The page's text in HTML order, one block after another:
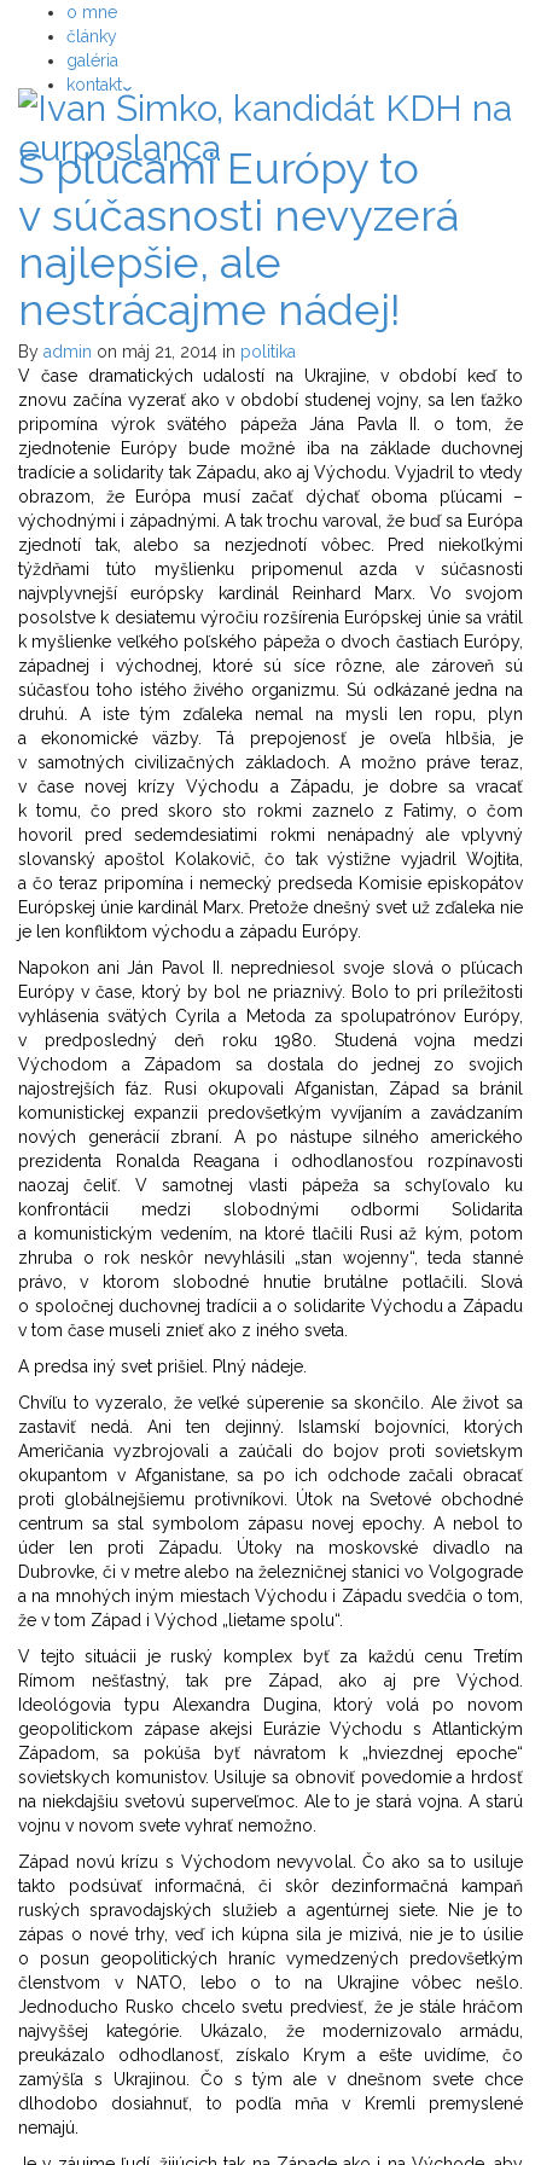
o mne
články
galéria
kontakt
S pľúcami Európy to
v súčasnosti nevyzerá
najlepšie, ale
nestrácajme nádej!
By admin on máj 21, 2014 in politika
V čase dramatických udalostí na Ukrajine, v období keď to
znovu začína vyzerať ako v období studenej vojny, sa len ťažko
pripomína výrok svätého pápeža Jána Pavla II. o tom, že
zjednotenie Európy bude možné iba na základe duchovnej
tradície a solidarity tak Západu, ako aj Východu. Vyjadril to vtedy
obrazom, že Európa musí začať dýchať oboma pľúcami –
východnými i západnými. A tak trochu varoval, že buď sa Európa
zjednotí tak, alebo sa nezjednotí vôbec. Pred niekoľkými
týždňami túto myšlienku pripomenul azda v súčasnosti
najvplyvnejší európsky kardinál Reinhard Marx. Vo svojom
posolstve k desiatemu výročiu rozšírenia Európskej únie sa vrátil
k myšlienke veľkého poľského pápeža o dvoch častiach Európy,
západnej i východnej, ktoré sú síce rôzne, ale zároveň sú
súčasťou toho istého živého organizmu. Sú odkázané jedna na
druhú. A iste tým zďaleka nemal na mysli len ropu, plyn
a ekonomické väzby. Tá prepojenosť je oveľa hlbšia, je
v samotných civilizačných základoch. A možno práve teraz,
v čase novej krízy Východu a Západu, je dobre sa vracať
k tomu, čo pred skoro sto rokmi zaznelo z Fatimy, o čom
hovoril pred sedemdesiatimi rokmi nenápadný ale vplyvný
slovanský apoštol Kolakovič, čo tak výstižne vyjadril Wojtiła,
a čo teraz pripomína i nemecký predseda Komisie episkopátov
Európskej únie kardinál Marx. Pretože dnešný svet už zďaleka nie
je len konfliktom východu a západu Európy.
Napokon ani Ján Pavol II. nepredniesol svoje slová o pľúcach
Európy v čase, ktorý by bol ne priaznivý. Bolo to pri príležitosti
vyhlásenia svätých Cyrila a Metoda za spolupatrónov Európy,
v predposledný deň roku 1980. Studená vojna medzi
Východom a Západom sa dostala do jednej zo svojich
najostrejších fáz. Rusi okupovali Afganistan, Západ sa bránil
komunistickej expanzii predovšetkým vyvíjaním a zavádzaním
nových generácií zbraní. A po nástupe silného amerického
prezidenta Ronalda Reagana i odhodlanosťou rozpínavosti
naozaj čeliť. V samotnej vlasti pápeža sa schyľovalo ku
konfrontácii medzi slobodnými odbormi Solidarita
a komunistickým vedením, na ktoré tlačili Rusi až kým, potom
zhruba o rok neskôr nevyhlásili „stan wojenny“, teda stanné
právo, v ktorom slobodné hnutie brutálne potlačili. Slová
o spoločnej duchovnej tradícii a o solidarite Východu a Západu
v tom čase museli znieť ako z iného sveta.
A predsa iný svet prišiel. Plný nádeje.
Chvíľu to vyzeralo, že veľké súperenie sa skončilo. Ale život sa
zastaviť nedá. Ani ten dejinný. Islamskí bojovníci, ktorých
Američania vyzbrojovali a zaúčali do bojov proti sovietskym
okupantom v Afganistane, sa po ich odchode začali obracať
proti globálnejšiemu protivníkovi. Útok na Svetové obchodné
centrum sa stal symbolom zápasu novej epochy. A nebol to
úder len proti Západu. Útoky na moskovské divadlo na
Dubrovke, či v metre alebo na železničnej stanici vo Volgograde
a na mnohých iným miestach Východu i Západu svedčia o tom,
že v tom Západ i Východ „lietame spolu“.
V tejto situácii je ruský komplex byť za každú cenu Tretím
Rímom nešťastný, tak pre Západ, ako aj pre Východ.
Ideológovia typu Alexandra Dugina, ktorý volá po novom
geopolitickom zápase akejsi Eurázie Východu s Atlantickým
Západom, sa pokúša byť návratom k „hviezdnej epoche“
sovietskych komunistov. Usiluje sa obnoviť povedomie a hrdosť
na niekdajšiu svetovú superveľmoc. Ale to je stará vojna. A starú
vojnu v novom svete vyhrať nemožno.
Západ novú krízu s Východom nevyvolal. Čo ako sa to usiluje
takto podsúvať informačná, či skôr dezinformačná kampaň
ruských spravodajských služieb a agentúrnej siete. Nie je to
zápas o nové trhy, veď ich kúpna sila je mizivá, nie je to úsilie
o posun geopolitických hraníc vymedzených predovšetkým
členstvom v NATO, lebo o to na Ukrajine vôbec nešlo.
Jednoducho Rusko chcelo svetu predviesť, že je stále hráčom
najvyššej kategórie. Ukázalo, že modernizovalo armádu,
preukázalo odhodlanosť, získalo Krym a ešte uvidíme, čo
zamýšľa s Ukrajinou. Čo s tým ale v dnešnom svete chce
dlhodobo dosiahnuť, to podľa mňa v Kremli premyslené
nemajú.